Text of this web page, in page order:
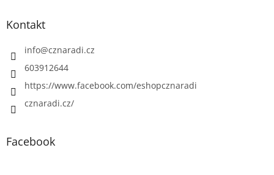
Kontakt
info@cznaradi.cz
603912644
https://www.facebook.com/eshopcznaradi
cznaradi.cz/
Facebook